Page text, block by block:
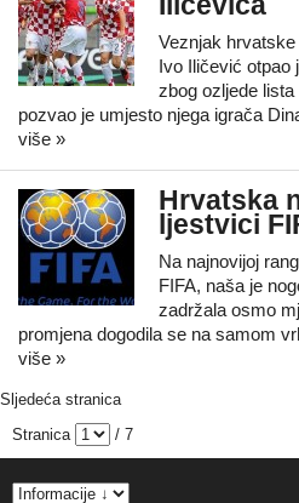
Veznjak
Ivo Iličević otpao
zbog ozljede
pozvao je umjesto njega igrača
više »
Hrvatska
ljestvici
Na najnovijoj
FIFA, naša je
zadržala osmo
promjena dogodila se na samom
više »
Sljedeća stranica
Stranica
/ 7